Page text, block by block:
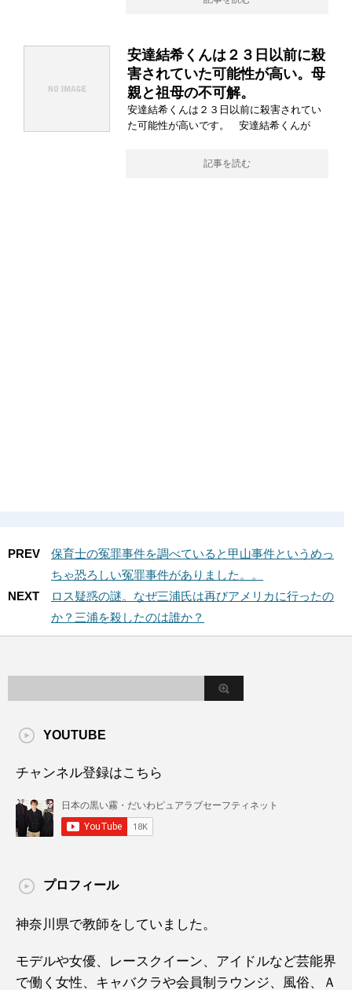
安達結希くんは２３日以前に殺
害されていた可能性が高い。母
親と祖母の不可解。
安達結希くんは２３日以前に殺害されてい
た可能性が高いです。 安達結希くんが
記事を読む
PREV
保育士の冤罪事件を調べていると甲山事件というめっ
ちゃ恐ろしい冤罪事件がありました。。
NEXT
ロス疑惑の謎。なぜ三浦氏は再びアメリカに行ったの
か？三浦を殺したのは誰か？
YOUTUBE
チャンネル登録はこちら
プロフィール
神奈川県で教師をしていました。
モデルや女優、レースクイーン、アイドルなど芸能界
で働く女性、キャバクラや会員制ラウンジ、風俗、Ａ